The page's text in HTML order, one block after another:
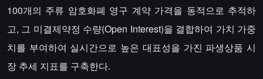
100개의 주류 암호화폐 영구 계약 가격을 동적으로 추적하
고, 그 미결제약정 수량(Open Interest)을 결합하여 가치 가중
치를 부여하여 실시간으로 높은 대표성을 가진 파생상품 시
장 추세 지표를 구축한다.